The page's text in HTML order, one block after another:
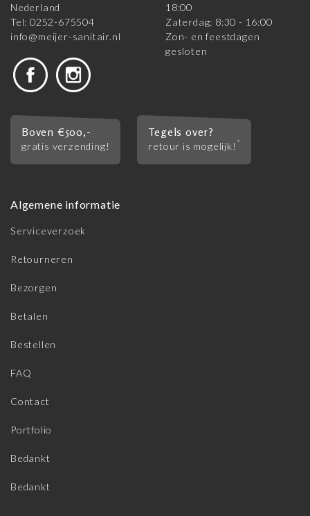
Nederland
Tel: 0252-675504
info@meijer-sanitair.nl
18:00
Zaterdag: 8:30 - 16:00
Zon- en feestdagen
gesloten
Boven €500,-
gratis verzending!
Tegels over?
retour is mogelijk! *
Algemene informatie
Serviceverzoek
Retourneren
Bezorgen
Betalen
Bestellen
FAQ
Contact
Portfolio
Bedankt
Bedankt